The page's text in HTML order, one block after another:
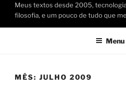
Meus textos desde 2005,
filosofia, e um pouco de tudo que
Menu
MÊS: JULHO 2009